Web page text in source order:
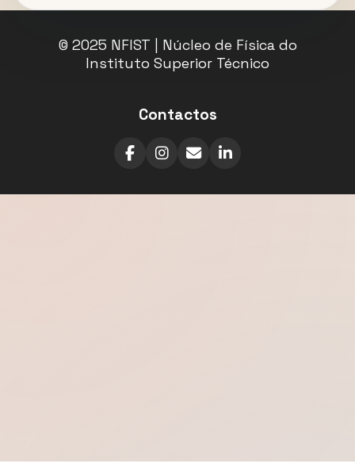
© 2025 NFIST | Núcleo de Física do
Instituto Superior Técnico
Contactos